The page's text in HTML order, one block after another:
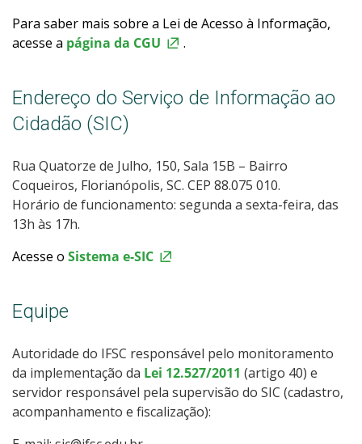
Para saber mais sobre a Lei de Acesso à Informação,
acesse a página da CGU .
Endereço do Serviço de Informação ao
Cidadão (SIC)
Rua Quatorze de Julho, 150, Sala 15B – Bairro
Coqueiros, Florianópolis, SC. CEP 88.075 010.
Horário de funcionamento: segunda a sexta-feira, das
13h às 17h.
Acesse o Sistema e-SIC
Equipe
Autoridade do IFSC responsável pelo monitoramento
da implementação da Lei 12.527/2011 (artigo 40) e
servidor responsável pela supervisão do SIC (cadastro,
acompanhamento e fiscalização):